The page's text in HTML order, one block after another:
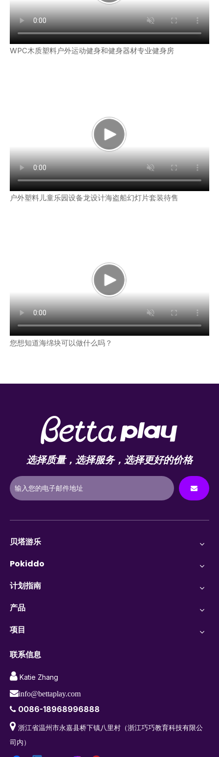
WPC木质塑料户外运动健身和健身器材专业健身房
户外塑料儿童乐园设备龙设计海盗船幻灯片套装待售
您想知道海绵块可以做什么吗？
选择质量，选择服务，选择更好的价格
贝塔游乐
Pokiddo
计划指南
产品
项目
联系信息
 Katie Zhang
info@bettaplay.com
 0086-18968996888
 浙江省温州市永嘉县桥下镇八里村（浙江巧巧教育科技有限公
司内）